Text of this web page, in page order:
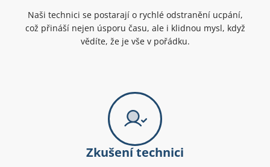
Naši technici se postarají o rychlé odstranění ucpání,
což přináší nejen úsporu času, ale i klidnou mysl, když
vědíte, že je vše v pořádku.
Zkušení technici